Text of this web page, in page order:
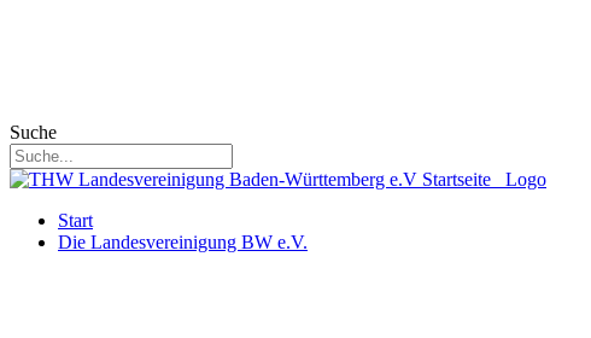
Suche
Start
Die Landesvereinigung BW e.V.